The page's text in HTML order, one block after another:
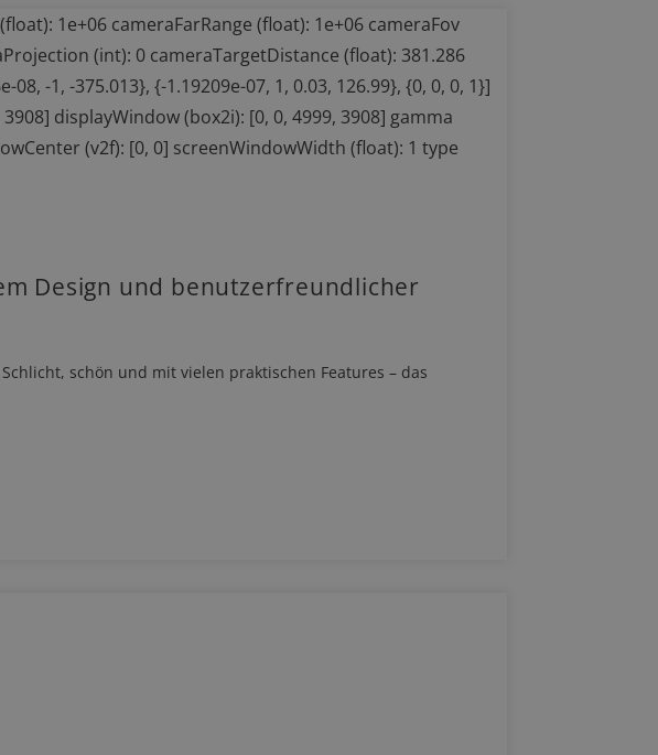
Design und benutzerfreundlicher
schön und mit vielen praktischen Features – das